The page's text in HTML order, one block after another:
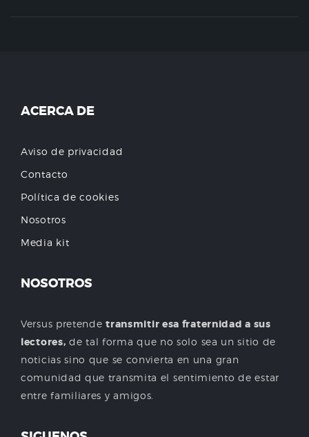
ACERCA DE
Aviso de privacidad
Contacto
Política de cookies
Nosotros
Media kit
NOSOTROS
Versus pretendetransmitir esa fraternidad a sus
lectores, de tal forma que no solo sea un sitio de
noticias sino que se convierta en una gran
comunidad que transmita el sentimiento de estar
entre familiares y amigos.